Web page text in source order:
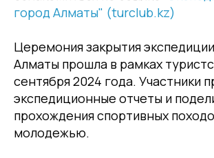
город Алматы" (turclub.kz)
Церемония закрытия
Алматы прошла в рамках
сентября 2024 года. Участники
экспедиционные отчеты и
прохождения спортивных
молодежью.